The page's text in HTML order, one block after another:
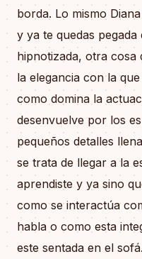
borda. Lo mismo
y ya te quedas
hipnotizada, otra cosa
la elegancia con la
como domina la
desenvuelve por los
pequeños detalles
se trata de llegar a la
aprendiste y ya sino
como se interactúa
habla o como esta
este sentada en el